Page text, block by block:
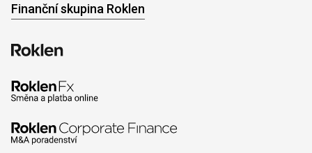
Finanční skupina Roklen